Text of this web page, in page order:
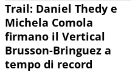
Trail: Daniel Thedy e
Michela Comola
firmano il Vertical
Brusson-Bringuez a
tempo di record